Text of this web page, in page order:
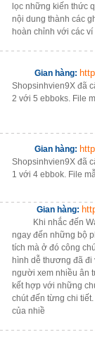
lọc những kiến thức
nội dung thành các
hoàn chỉnh với các ví
Gian hàng:
Shopsinhvien9X đã
2 với 5 ebboks. File
Gian hàng:
Shopsinhvien9X đã
1 với 4 ebbok. File
Gian hàng:
Khi nhắc đến
ngay đến những bộ
tích mà ở đó công
hình dễ thương đã
người xem nhiều ân
kết hợp với những
chút đến từng chi
của nhiề